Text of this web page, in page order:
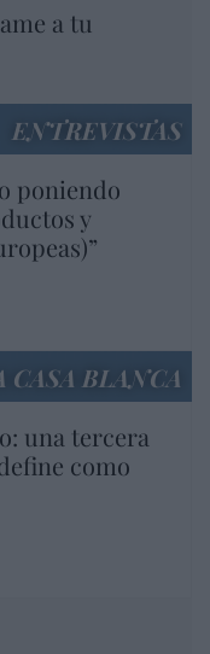
a tu
ENTREVISTAS
poniendo
y
CASA BLANCA
una tercera
como